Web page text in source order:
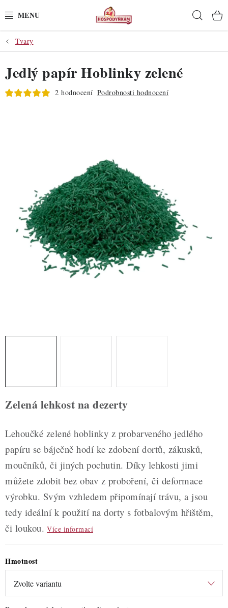
na
POTŘEBY
POMŮCKY
SUROVINY
POCHUTINY
ZDRAVÉ PEČENÍ
DÁRKOVÉ POUKAZY
TÉMATICKÉ PRODUKTY
NOVÉ ZBOŽÍ
Nepřevzetí zásilky na dobírku
Obchodní podmínky
Hodnocení obchodu
Blog
Moje objednávka
Tvary
Zelená lehkost na dezerty
Lehoučké zelené hoblinky z probarveného jedlého
papíru se báječně hodí ke zdobení dortů, zákusků,
moučníků, či jiných pochutin. Díky lehkosti jimi
můžete zdobit bez obav z proboření, či deformace
výrobku. Svým vzhledem připomínají trávu, a jsou
tedy ideální k použití na dorty s fotbalovým hřištěm,
či loukou. Více informací
Hmotnost
Jedlý papír Hoblinky zelené
2 hodnocení Podrobnosti hodnocení